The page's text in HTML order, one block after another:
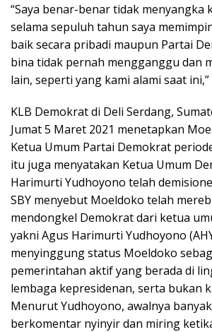
“Saya benar-benar tidak menyangka
selama sepuluh tahun saya
baik secara pribadi maupun Partai
bina tidak pernah mengganggu dan
lain, seperti yang kami alami saat
KLB Demokrat di Deli Serdang,
Jumat 5 Maret 2021 menetapkan
Ketua Umum Partai Demokrat
itu juga menyatakan Ketua Umum
Harimurti Yudhoyono telah
SBY menyebut Moeldoko telah
mendongkel Demokrat dari ketua
yakni Agus Harimurti Yudhoyono
menyinggung status Moeldoko
pemerintahan aktif yang berada di
lembaga kepresidenan, serta bukan
Menurut Yudhoyono, awalnya
berkomentar nyinyir dan miring